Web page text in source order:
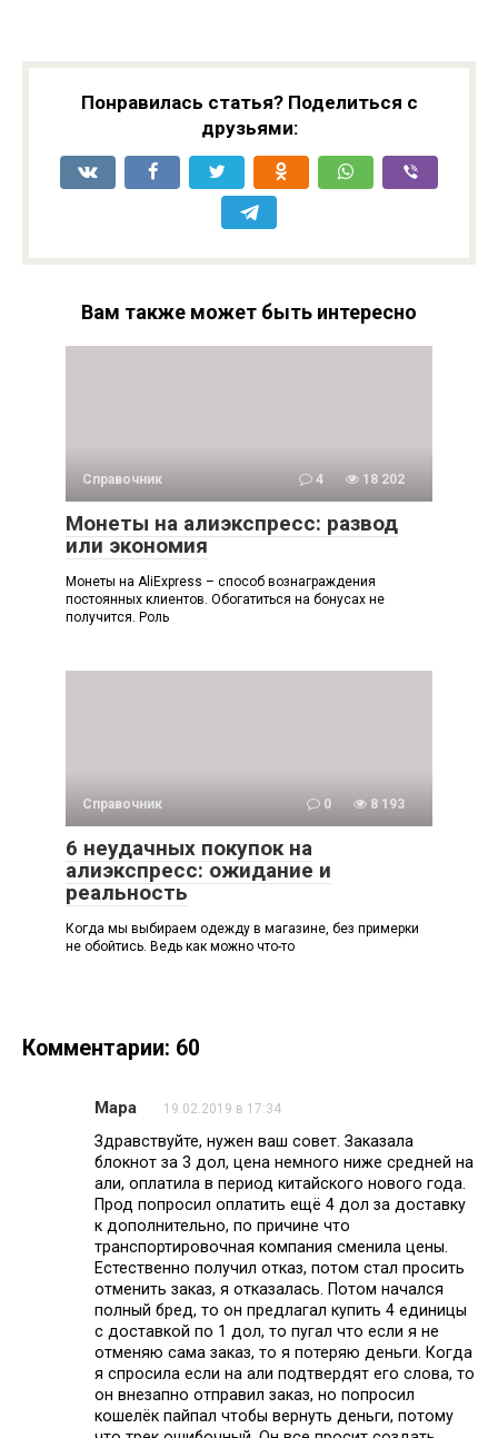
Понравилась статья? Поделиться с
друзьями:
Вам также может быть интересно
Справочник 4 18 202
Монеты на алиэкспресс: развод
или экономия
Монеты на AliExpress – способ вознаграждения
постоянных клиентов. Обогатиться на бонусах не
получится. Роль
Справочник 0 8 193
6 неудачных покупок на
алиэкспресс: ожидание и
реальность
Когда мы выбираем одежду в магазине, без примерки
не обойтись. Ведь как можно что-то
Комментарии: 60
Мара 19.02.2019 в 17:34
Здравствуйте, нужен ваш совет. Заказала
блокнот за 3 дол, цена немного ниже средней на
али, оплатила в период китайского нового года.
Прод попросил оплатить ещё 4 дол за доставку
к дополнительно, по причине что
транспортировочная компания сменила цены.
Естественно получил отказ, потом стал просить
отменить заказ, я отказалась. Потом начался
полный бред, то он предлагал купить 4 единицы
с доставкой по 1 дол, то пугал что если я не
отменяю сама заказ, то я потеряю деньги. Когда
я спросила если на али подтвердят его слова, то
он внезапно отправил заказ, но попросил
кошелёк пайпал чтобы вернуть деньги, потому